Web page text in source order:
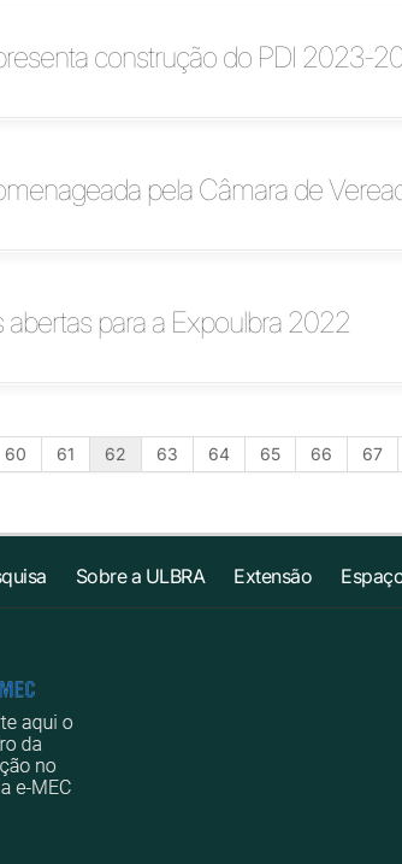
construção do PDI 2023-
pela Câmara de
abertas para a Expoulbra 2022
60 61 62 63 64 65 66 67
Sobre a ULBRA Extensão